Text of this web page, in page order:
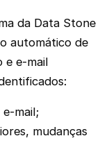
da Data Stone
automático de
e e-mail
mail;
mudanças